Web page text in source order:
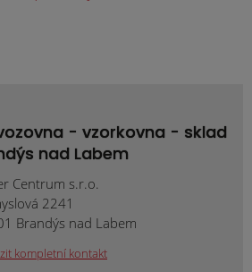
- vzorkovna - sklad
nad Labem
Centrum s.r.o.
2241
Brandýs nad Labem
kompletní kontakt